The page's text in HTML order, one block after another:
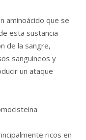
aminoácido que se
esta sustancia
de la sangre,
sanguíneos y
un ataque
ricos en